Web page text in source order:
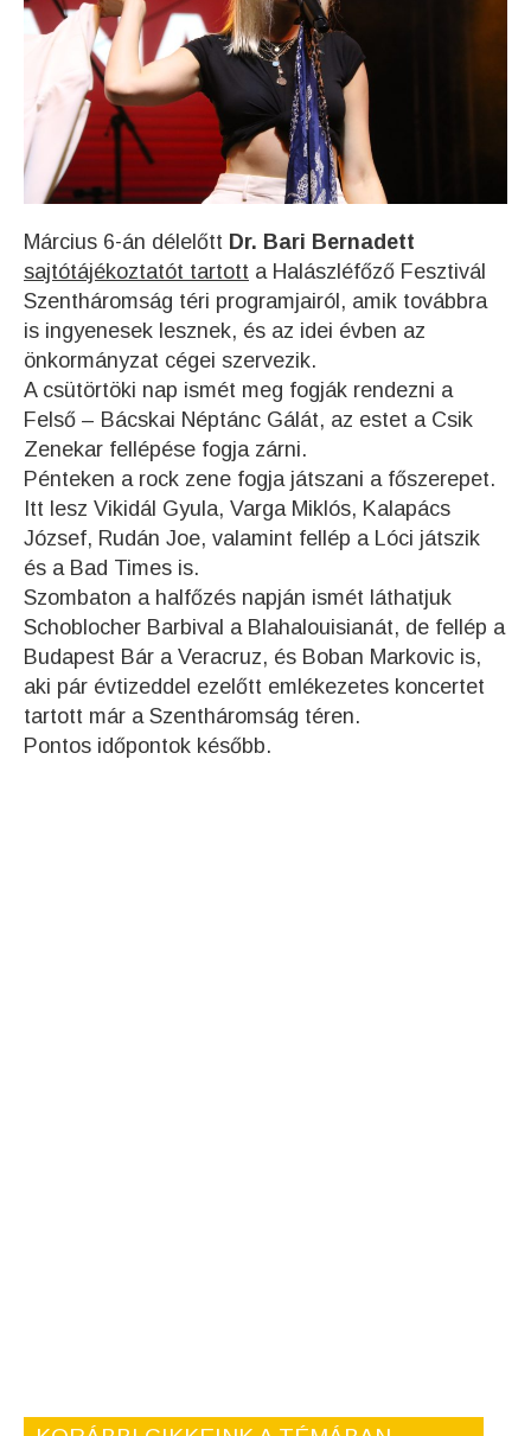
Március 6-án délelőtt Dr. Bari Bernadett
sajtótájékoztatót tartott a Halászléfőző Fesztivál
Szentháromság téri programjairól, amik továbbra
is ingyenesek lesznek, és az idei évben az
önkormányzat cégei szervezik.
A csütörtöki nap ismét meg fogják rendezni a
Felső – Bácskai Néptánc Gálát, az estet a Csik
Zenekar fellépése fogja zárni.
Pénteken a rock zene fogja játszani a főszerepet.
Itt lesz Vikidál Gyula, Varga Miklós, Kalapács
József, Rudán Joe, valamint fellép a Lóci játszik
és a Bad Times is.
Szombaton a halfőzés napján ismét láthatjuk
Schoblocher Barbival a Blahalouisianát, de fellép a
Budapest Bár a Veracruz, és Boban Markovic is,
aki pár évtizeddel ezelőtt emlékezetes koncertet
tartott már a Szentháromság téren.
Pontos időpontok később.